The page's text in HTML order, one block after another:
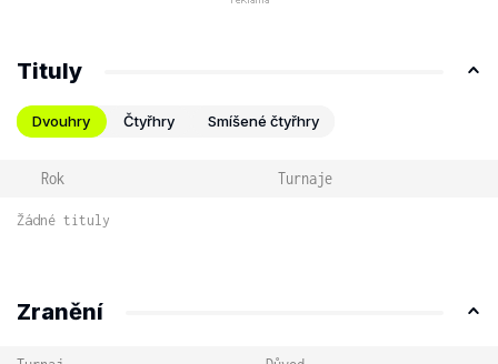
Tituly
Dvouhry Čtyřhry Smíšené čtyřhry
Rok Turnaje
Žádné tituly
Zranění